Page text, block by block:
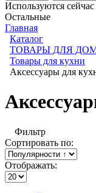
Используются сейчас
Остальные
Главная
Каталог
ТОВАРЫ ДЛЯ
Товары для кухни
Аксессуары для
Фильтр
Сортировать по:
Отображать: